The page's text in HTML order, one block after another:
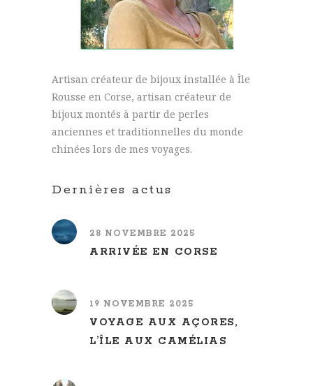
Artisan créateur de bijoux installée à Île
Rousse en Corse, artisan créateur de
bijoux montés à partir de perles
anciennes et traditionnelles du monde
chinées lors de mes voyages.
Dernières actus
28 NOVEMBRE 2025
ARRIVÉE EN CORSE
19 NOVEMBRE 2025
VOYAGE AUX AÇORES,
L’ÎLE AUX CAMÉLIAS